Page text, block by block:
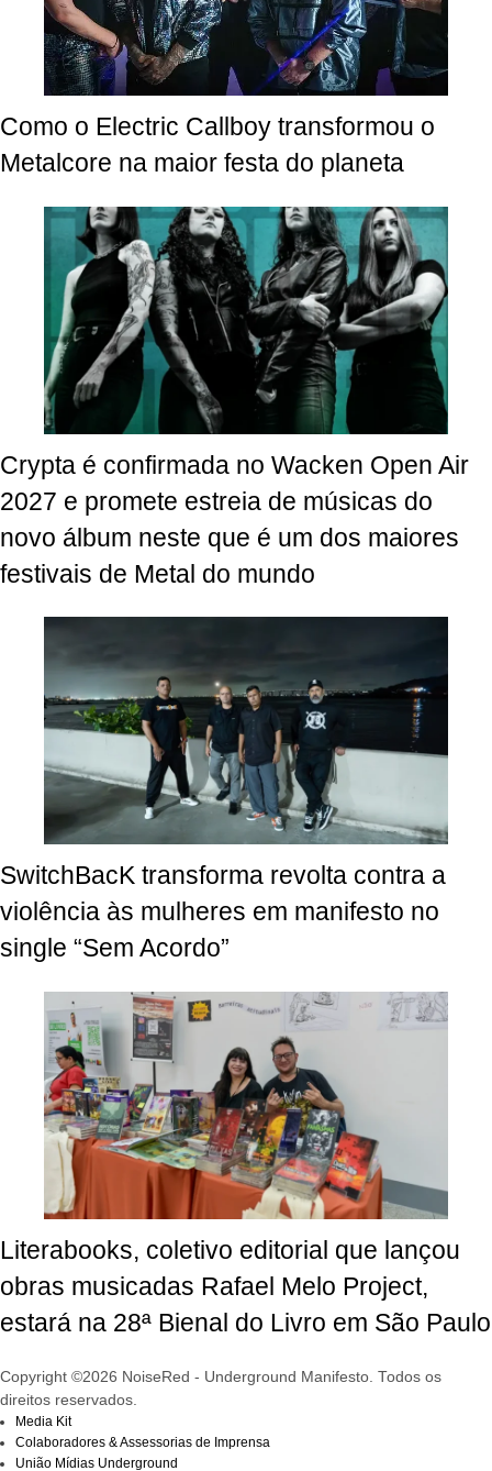
Como o Electric Callboy transformou o
Metalcore na maior festa do planeta
Crypta é confirmada no Wacken Open Air
2027 e promete estreia de músicas do
novo álbum neste que é um dos maiores
festivais de Metal do mundo
SwitchBacK transforma revolta contra a
violência às mulheres em manifesto no
single “Sem Acordo”
Literabooks, coletivo editorial que lançou
obras musicadas Rafael Melo Project,
estará na 28ª Bienal do Livro em São Paulo
Copyright ©2026 NoiseRed - Underground Manifesto. Todos os
direitos reservados.
Media Kit
Colaboradores & Assessorias de Imprensa
União Mídias Underground